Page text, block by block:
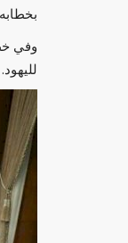
وفي
لليهود.